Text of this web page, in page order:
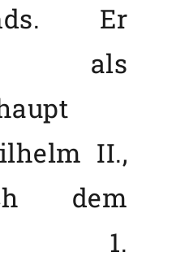
Er
als
II.,
dem
1.